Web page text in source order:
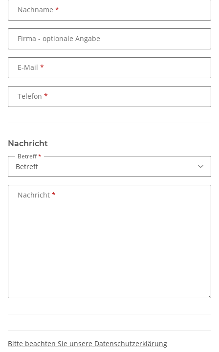
Nachname
Firma - optionale Angabe
E-Mail
Telefon
Nachricht
Betreff
Nachricht
Bitte beachten Sie unsere Datenschutzerklärung